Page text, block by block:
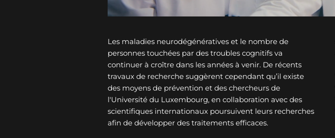
Les maladies neurodégénératives et le nombre de
personnes touchées par des troubles cognitifs va
continuer à croître dans les années à venir. De récents
travaux de recherche suggèrent cependant qu’il existe
des moyens de prévention et des chercheurs de
l'Université du Luxembourg, en collaboration avec des
scientifiques internationaux poursuivent leurs recherches
afin de développer des traitements efficaces.